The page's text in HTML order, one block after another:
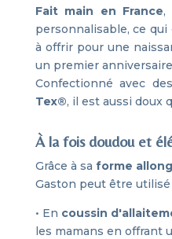
Fait main en France,
personnalisable, ce
à offrir pour une
un premier
Confectionné avec des
Tex®, il est aussi doux
À la fois doudou et
Grâce à sa forme
Gaston peut être utilisé
• En coussin
les mamans en offrant